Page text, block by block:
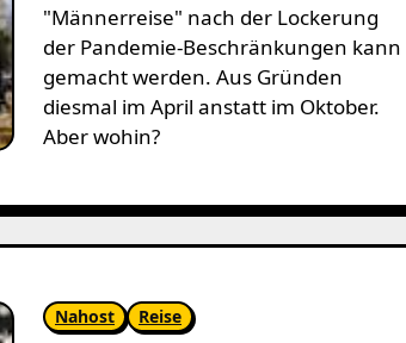
"Männerreise" nach der Lockerung
der Pandemie-Beschränkungen kann
gemacht werden. Aus Gründen
diesmal im April anstatt im Oktober.
Aber wohin?
Nahost Reise